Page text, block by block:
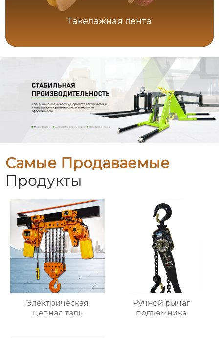
Такелажная лента
Самые Продаваемые
Продукты
Электрическая
цепная таль
Ручной рычаг
подъемника